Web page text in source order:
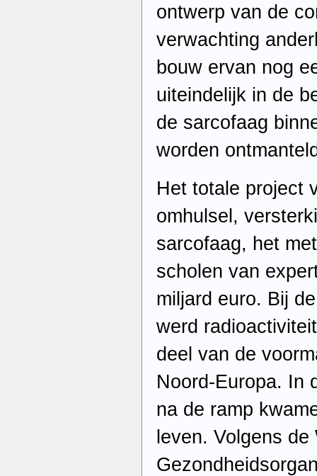
ontwerp van de
verwachting
bouw ervan nog
uiteindelijk in de
de sarcofaag
worden
Het totale project
omhulsel,
sarcofaag, het
scholen van
miljard euro. Bij
werd
deel van de
Noord-Europa. In
na de ramp
leven. Volgens de